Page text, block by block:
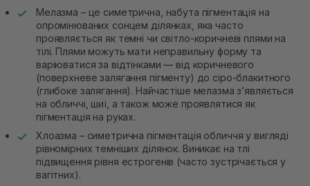
Мелазма – це симетрична, набута пігментація на
опромінюваних сонцем ділянках, яка часто
проявляється як темні чи світло-коричневі плями на
тілі. Плями можуть мати неправильну форму та
варіюватися за відтінками — від коричневого
(поверхневе залягання пігменту) до сіро-блакитного
(глибоке залягання). Найчастіше мелазма з’являється
на обличчі, шиї, а також може проявлятися як
пігментація на руках.
Хлоазма – симетрична пігментація обличчя у вигляді
рівномірних темніших ділянок. Виникає на тлі
підвищення рівня естрогенів (часто зустрічається у
вагітних).